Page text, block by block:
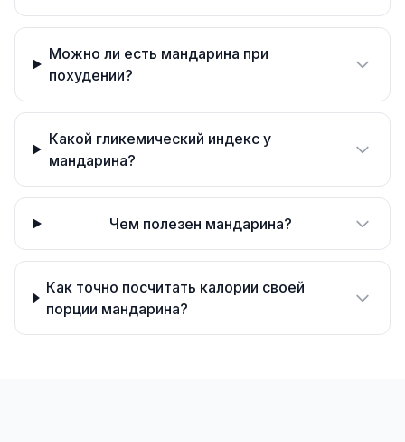
Можно ли есть мандарина при
похудении?
Какой гликемический индекс у
мандарина?
Чем полезен мандарина?
Как точно посчитать калории своей
порции мандарина?